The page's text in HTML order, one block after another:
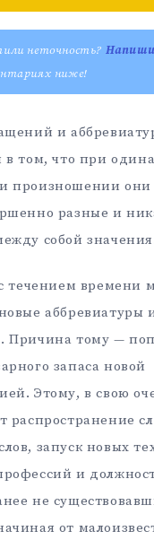
неточность?
ниже!
и
в том, что при
произношении они
разные и
собой
течением времени
аббревиатуры
Причина тому —
запаса новой
Этому, в свою
распространение
запуск новых
и
не
от